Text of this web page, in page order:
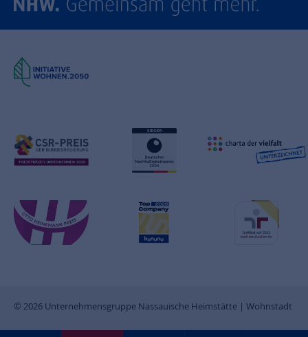
© 2026 Unternehmensgruppe Nassauische Heimstätte | Wohnstadt